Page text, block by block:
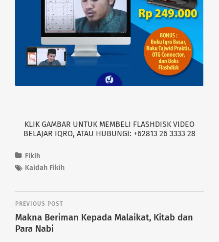
e
w
w
i
p
n
s
i
n
n
e
w
w
KLIK GAMBAR UNTUK MEMBELI FLASHDISK VIDEO
BELAJAR IQRO, ATAU HUBUNGI: +62813 26 3333 28
Fikih
Kaidah Fikih
PREVIOUS POST
Makna Beriman Kepada Malaikat, Kitab dan
Para Nabi